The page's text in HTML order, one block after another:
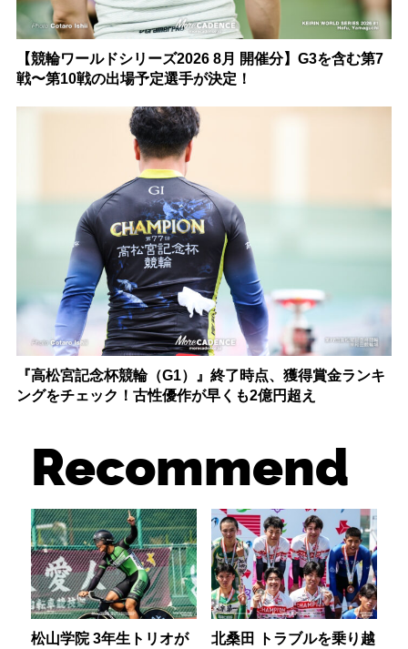
【競輪ワールドシリーズ2026 8月 開催分】G3を含む第7
戦〜第10戦の出場予定選手が決定！
『高松宮記念杯競輪（G1）』終了時点、獲得賞金ランキ
ングをチェック！古性優作が早くも2億円超え
Recommend
松山学院 3年生トリオが 北桑田 トラブルを乗り越